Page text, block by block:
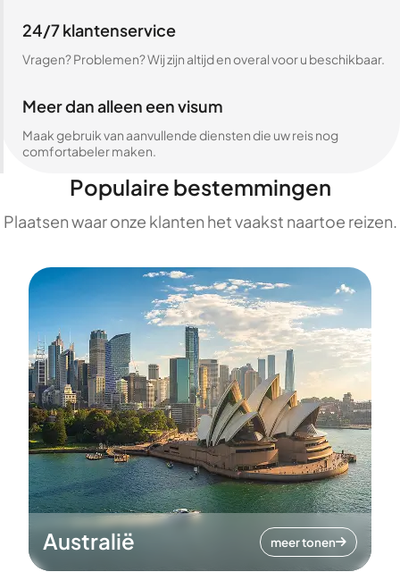
24/7 klantenservice
Vragen? Problemen? Wij zijn altijd en overal voor u beschikbaar.
Meer dan alleen een visum
Maak gebruik van aanvullende diensten die uw reis nog
comfortabeler maken.
Populaire bestemmingen
Plaatsen waar onze klanten het vaakst naartoe reizen.
Australië meer tonen